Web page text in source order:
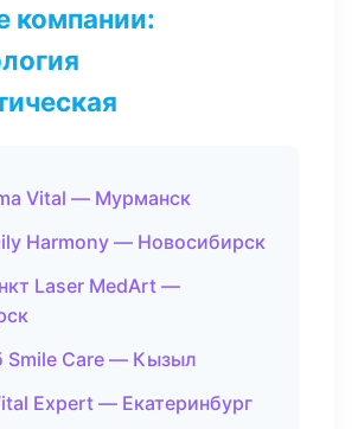
компании:
Vital — Мурманск
Harmony — Новосибирск
Laser MedArt —
Smile Care — Кызыл
Expert — Екатеринбург